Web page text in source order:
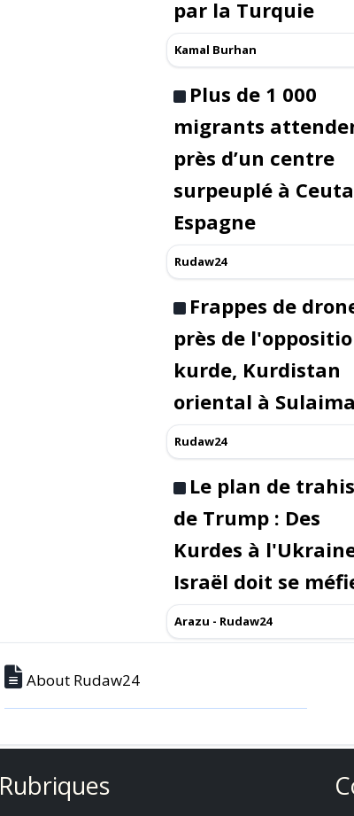
par la Turquie
Kamal Burhan
Plus de 1 000
migrants
près d’un centre
surpeuplé à
Espagne
Rudaw24
Frappes de
près de
kurde, Kurdistan
oriental à
Rudaw24
Le plan de
de Trump : Des
Kurdes à
Israël doit se
Arazu - Rudaw24
About Rudaw24
Rubriques